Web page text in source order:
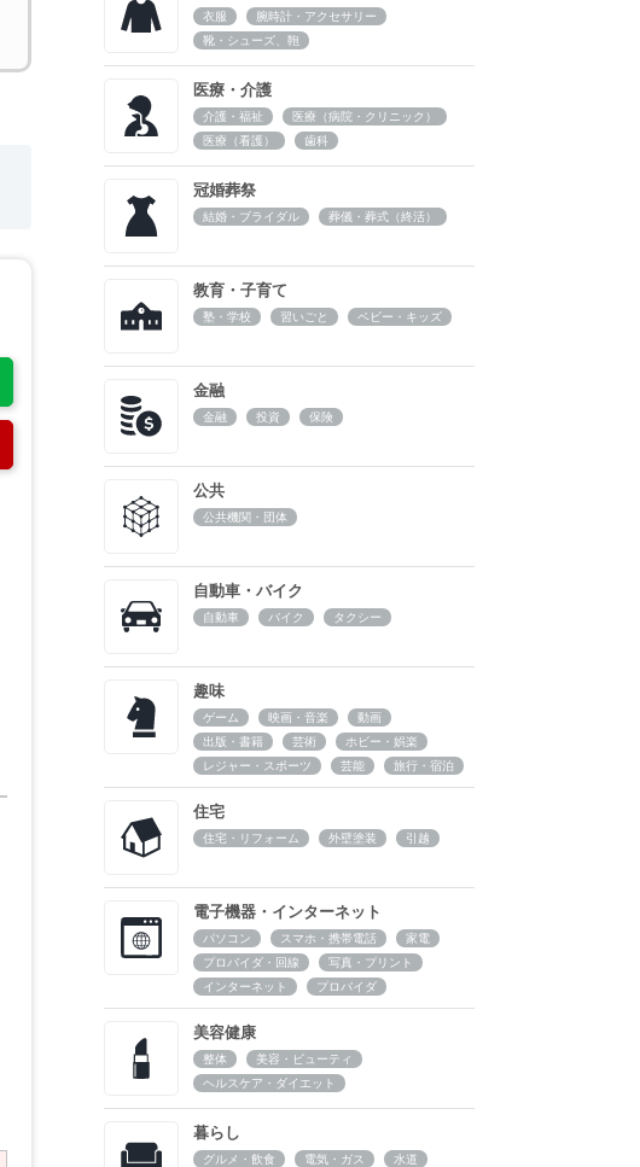
衣服
腕時計・アクセサリー
靴・シューズ、鞄
医療・介護
介護・福祉
医療（病院・クリニック）
医療（看護）
歯科
冠婚葬祭
結婚・ブライダル 葬儀・葬式（終活）
教育・子育て
塾・学校 習いごと ベビー・キッズ
金融
金融 投資 保険
公共
公共機関・団体
自動車・バイク
自動車 バイク タクシー
趣味
ゲーム 映画・音楽
動画
出版・書籍
芸術
ホビー・娯楽
レジャー・スポーツ
芸能 旅行・宿泊
住宅
住宅・リフォーム 外壁塗装 引越
電子機器・インターネット
パソコン スマホ・携帯電話
家電
プロバイダ・回線
写真・プリント
インターネット
プロバイダ
美容健康
整体
美容・ビューティ
ヘルスケア・ダイエット
暮らし
グルメ・飲食 電気・ガス
水道